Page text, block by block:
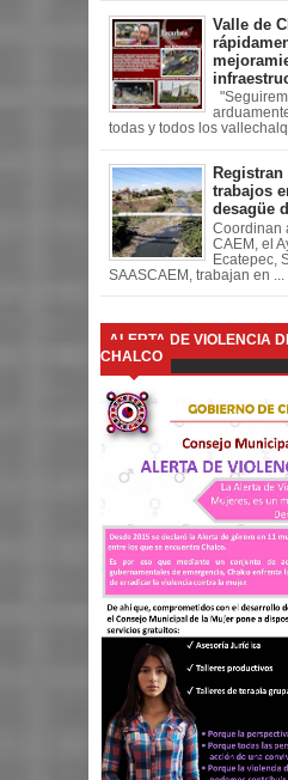
Valle de
todas y todos los
Registran
trabajos
desagüe
Coordinan
CAEM, el
Ecatepec,
SAASCAEM, trabajan en ...
ALERTA DE VIOLENCIA
CHALCO